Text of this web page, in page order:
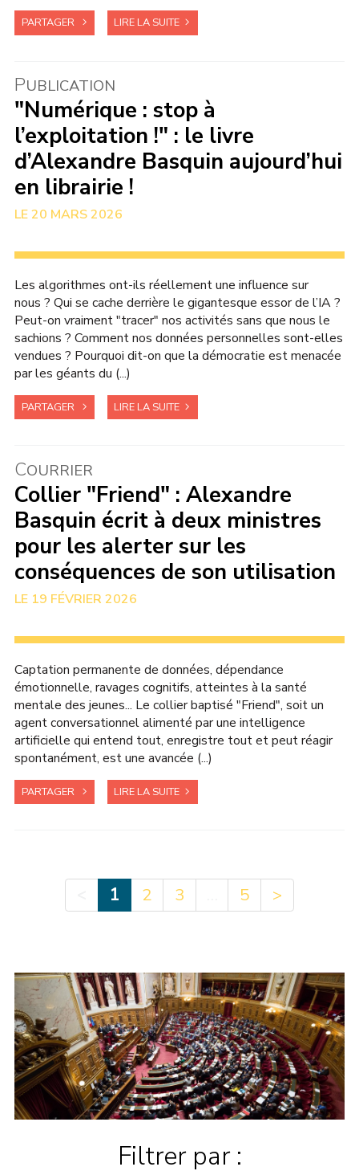
PARTAGER LIRE LA SUITE
PUBLICATION
"Numérique : stop à
l’exploitation !" : le livre
d’Alexandre Basquin aujourd’hui
en librairie !
20 MARS 2026
Les algorithmes ont-ils réellement une influence sur
nous ? Qui se cache derrière le gigantesque essor de l’IA ?
Peut-on vraiment "tracer" nos activités sans que nous le
sachions ? Comment nos données personnelles sont-elles
vendues ? Pourquoi dit-on que la démocratie est menacée
par les géants du (...)
PARTAGER LIRE LA SUITE
COURRIER
Collier "Friend" : Alexandre
Basquin écrit à deux ministres
pour les alerter sur les
conséquences de son utilisation
19 FÉVRIER 2026
Captation permanente de données, dépendance
émotionnelle, ravages cognitifs, atteintes à la santé
mentale des jeunes... Le collier baptisé "Friend", soit un
agent conversationnel alimenté par une intelligence
artificielle qui entend tout, enregistre tout et peut réagir
spontanément, est une avancée (...)
PARTAGER LIRE LA SUITE
1 2 3 5 >
Filtrer par :